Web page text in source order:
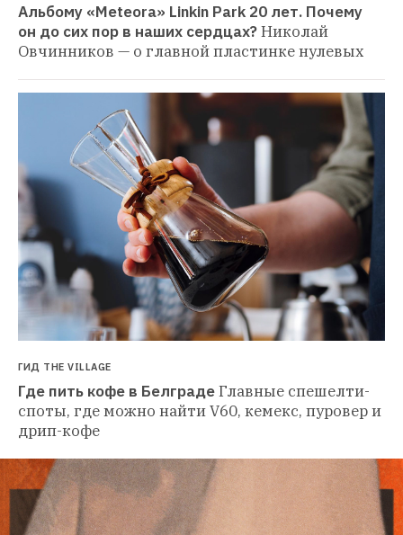
Альбому «Meteora» Linkin Park 20 лет. Почему
он до сих пор в наших сердцах?Николай
Овчинников — о главной пластинке нулевых
ГИД THE VILLAGE
Где пить кофе в БелградеГлавные спешелти-
споты, где можно найти V60, кемекс, пуровер и
дрип-кофе